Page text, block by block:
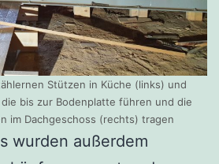
Stützen in Küche (links) und
bis zur Bodenplatte führen und die
im Dachgeschoss (rechts) tragen
wurden außerdem